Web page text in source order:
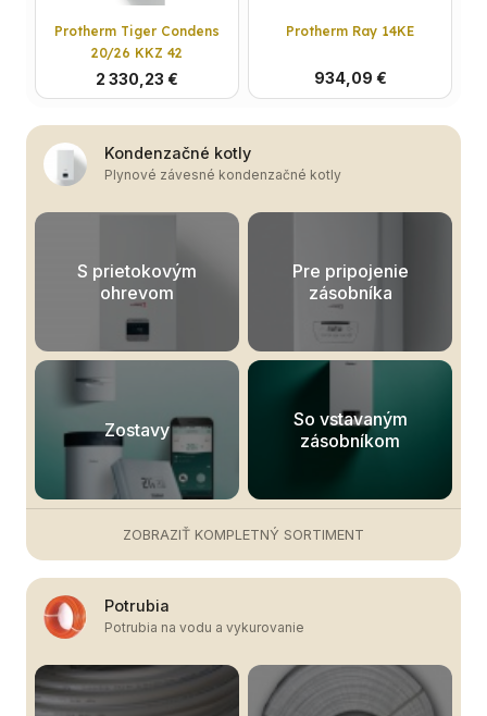
Protherm Tiger Condens
20/26 KKZ 42
2 330,23 €
Protherm Ray 14KE
934,09 €
Buderus Logamatic RC 310
257,24 €
El. tyč s termostatom, 300
57,01 €
Nerezový rozdeľovač 6
cestný pre podlahové
vykurovanie
107,04 €
55Ah
301,40 €
Kondenzačné kotly
Plynové závesné kondenzačné kotly
S prietokovým
ohrevom
Pre pripojenie
zásobníka
Zostavy
So vstavaným
zásobníkom
ZOBRAZIŤ KOMPLETNÝ SORTIMENT
Potrubia
Potrubia na vodu a vykurovanie